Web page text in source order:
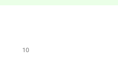
10